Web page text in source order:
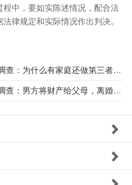
程中，要如实陈述情况，配合法
律规定和实际情况作出判决。
有家庭还做第三者？图刺激、图利益、图情感补偿！
：男方将财产给父母，离婚时怎么分